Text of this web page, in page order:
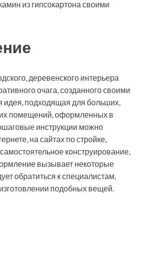
деревенского интерьера
очага, созданного своими
идея, подходящая для больших,
помещений, оформленных в
инструкции можно
на сайтах по стройке,
конструирование,
вызывает некоторые
обратиться к специалистам,
подобных вещей.